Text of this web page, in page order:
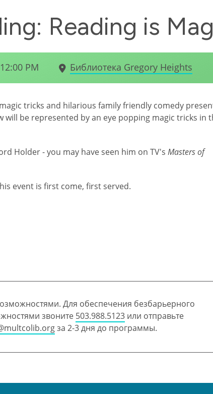
Reading is
PM Библиотека Gregory Heights
tricks and hilarious family friendly comedy
will be represented by an eye popping magic tricks in
Holder - you may have seen him on TV's Masters of
event is first come, first served.
Для обеспечения безбарьерного
звоните 503.988.5123 или отправьте
за 2-3 дня до программы.